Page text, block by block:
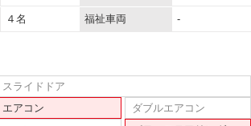
４名 福祉車両 -
スライドドア
エアコン
ダブルエアコン